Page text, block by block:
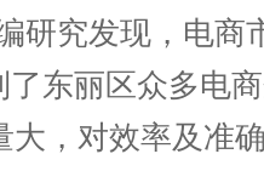
究发现，电商
东丽区众多电
，对效率及准